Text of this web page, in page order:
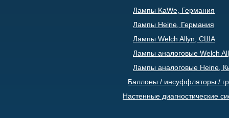
Лампы KaWe, Германия
Лампы Heine, Германия
Лампы Welch Allyn, США
Лампы аналоговые Welch
Лампы аналоговые Heine,
Баллоны / инсуффляторы /
Настенные диагностические